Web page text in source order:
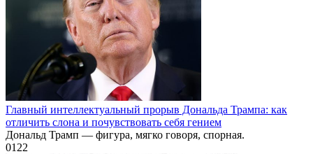
Главный интеллектуальный прорыв Дональда Трампа: как
отличить слона и почувствовать себя гением
Дональд Трамп — фигура, мягко говоря, спорная.
0122